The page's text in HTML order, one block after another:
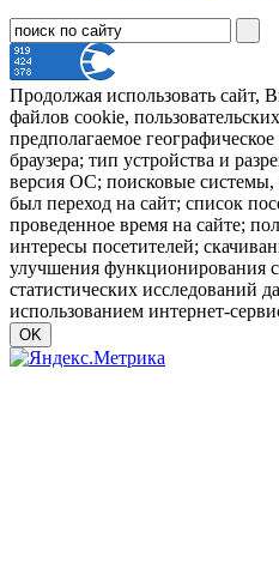
Продолжая использовать сайт,
файлов cookie,
предполагаемое
браузера; тип устройства и
версия ОС; поисковые
был переход на сайт; список
проведенное время на сайте;
интересы посетителей;
улучшения функционирования
статистических исследований
использованием интернет-
OK